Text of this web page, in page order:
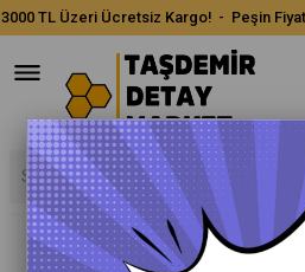
3000 TL Üzeri Ücretsiz Kargo! - Peşin